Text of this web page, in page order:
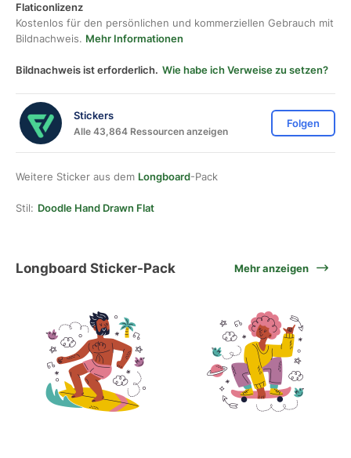
Flaticonlizenz
Kostenlos für den persönlichen und kommerziellen Gebrauch mit
Bildnachweis. Mehr Informationen
Bildnachweis ist erforderlich. Wie habe ich Verweise zu setzen?
Stickers
Alle 43,864 Ressourcen anzeigen
Folgen
Weitere Sticker aus dem Longboard-Pack
Stil: Doodle Hand Drawn Flat
Longboard Sticker-Pack Mehr anzeigen